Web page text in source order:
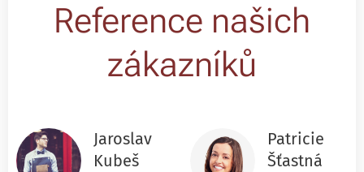
Reference našich
zákazníků
Jaroslav
Kubeš
Patricie
Šťastná